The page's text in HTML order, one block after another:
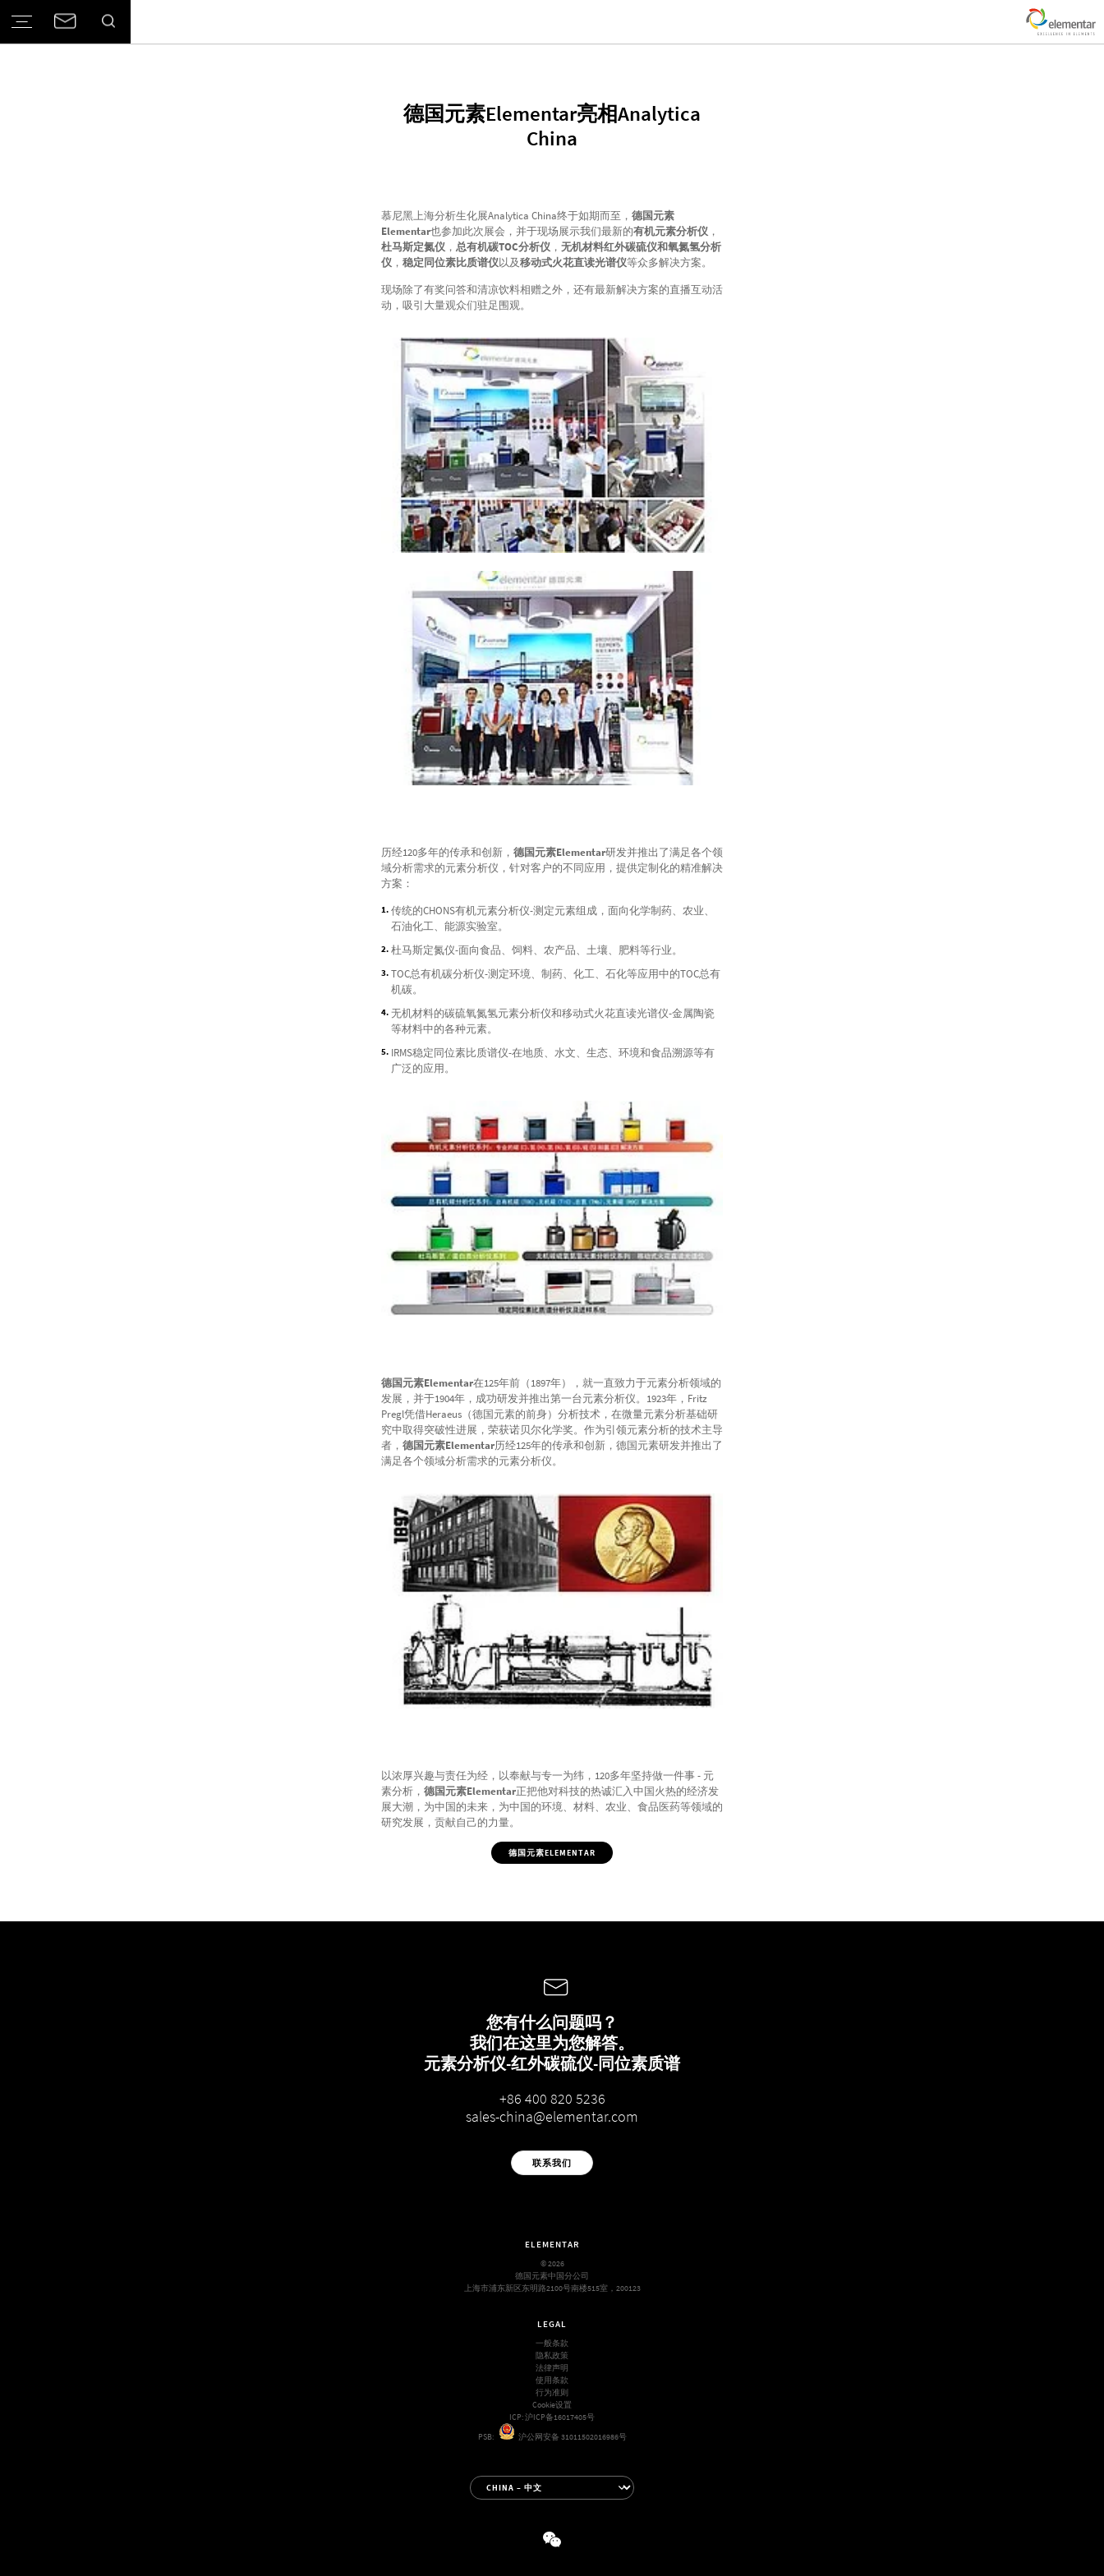
德国元素Elementar亮相Analytica
China
慕尼黑上海分析生化展Analytica China终于如期而至， 德国元素
Elementar也参加此次展会，并于现场展示我们最新的有机元素分析仪，
杜马斯定氮仪， 总有机碳TOC分析仪， 无机材料红外碳硫仪和氧氮氢分析
仪， 稳定同位素比质谱仪以及移动式火花直读光谱仪等众多解决方案。
现场除了有奖问答和清凉饮料相赠之外，还有最新解决方案的直播互动活
动，吸引大量观众们驻足围观。
历经120多年的传承和创新， 德国元素Elementar研发并推出了满足各个领
域分析需求的元素分析仪，针对客户的不同应用，提供定制化的精准解决
方案：
传统的CHONS有机元素分析仪-测定元素组成，面向化学制药、农业、
石油化工、能源实验室。
杜马斯定氮仪-面向食品、饲料、农产品、土壤、肥料等行业。
TOC总有机碳分析仪-测定环境、制药、化工、石化等应用中的TOC总有
机碳。
无机材料的碳硫氧氮氢元素分析仪和移动式火花直读光谱仪-金属陶瓷
等材料中的各种元素。
IRMS稳定同位素比质谱仪-在地质、水文、生态、环境和食品溯源等有
广泛的应用。
德国元素Elementar在125年前（1897年），就一直致力于元素分析领域的
发展，并于1904年，成功研发并推出第一台元素分析仪。1923年，Fritz
Pregl凭借Heraeus（德国元素的前身）分析技术，在微量元素分析基础研
究中取得突破性进展，荣获诺贝尔化学奖。作为引领元素分析的技术主导
者， 德国元素Elementar历经125年的传承和创新，德国元素研发并推出了
满足各个领域分析需求的元素分析仪。
以浓厚兴趣与责任为经，以奉献与专一为纬，120多年坚持做一件事 - 元
素分析， 德国元素Elementar正把他对科技的热诚汇入中国火热的经济发
展大潮，为中国的未来，为中国的环境、材料、农业、食品医药等领域的
研究发展，贡献自己的力量。
德国元素ELEMENTAR
您有什么问题吗？
我们在这里为您解答。
元素分析仪-红外碳硫仪-同位素质谱
+86 400 820 5236
sales-china@elementar.com
联系我们
ELEMENTAR
© 2026
德国元素中国分公司
上海市浦东新区东明路2100号南楼515室，200123
LEGAL
一般条款
隐私政策
法律声明
使用条款
行为准则
Cookie设置
ICP:沪ICP备16017405号
PSB:
沪公网安备 31011502016986号